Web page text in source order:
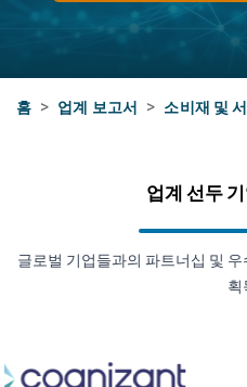
홈 > 업계 보고서 > 소비재 및
업계 선두
글로벌 기업들과의 파트너십 및
획